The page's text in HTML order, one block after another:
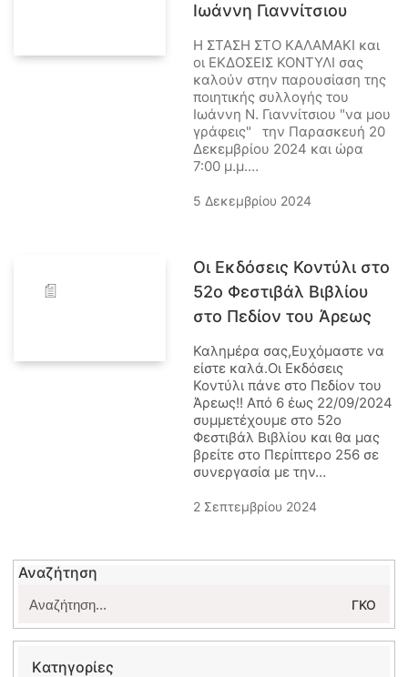
Ιωάννη Γιαννίτσιου
Η ΣΤΑΣΗ ΣΤΟ ΚΑΛΑΜΑΚΙ και
οι ΕΚΔΟΣΕΙΣ ΚΟΝΤΥΛΙ σας
καλούν στην παρουσίαση της
ποιητικής συλλογής του
Ιωάννη Ν. Γιαννίτσιου "να μου
γράφεις" την Παρασκευή 20
Δεκεμβρίου 2024 και ώρα
7:00 μ.μ.…
5 Δεκεμβρίου 2024
Οι Εκδόσεις Κοντύλι στο
52ο Φεστιβάλ Βιβλίου
στο Πεδίον του Άρεως
Καλημέρα σας,Ευχόμαστε να
είστε καλά.Οι Εκδόσεις
Κοντύλι πάνε στο Πεδίον του
Άρεως!! Από 6 έως 22/09/2024
συμμετέχουμε στο 52ο
Φεστιβάλ Βιβλίου και θα μας
βρείτε στο Περίπτερο 256 σε
συνεργασία με την…
2 Σεπτεμβρίου 2024
Αναζήτηση
για:
Kατηγορίες